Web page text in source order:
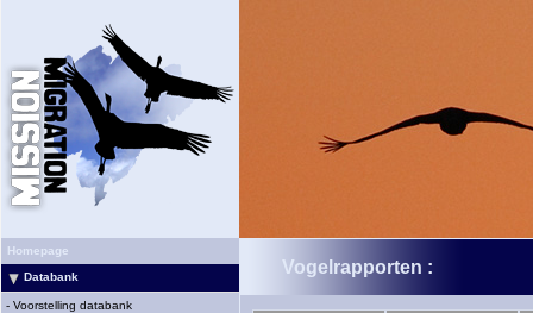
Homepage
Databank
- Voorstelling databank
Vogelrapporten :